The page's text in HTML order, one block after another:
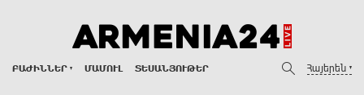
ԲԱԺԻՆՆԵՐ ՄԱՄՈՒԼ ՏԵՍԱՆՅՈՒԹԵՐ Հայերեն